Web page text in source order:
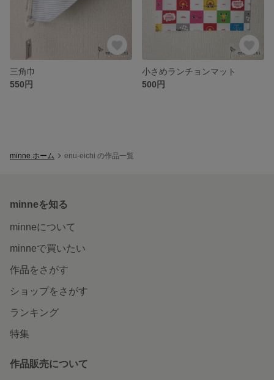
三角巾
550円
小さめランチョンマット
500円
minne ホーム enu-eichi の作品一覧
minneを知る
minneについて
minneで買いたい
作品をさがす
ショップをさがす
ランキング
特集
作品販売について